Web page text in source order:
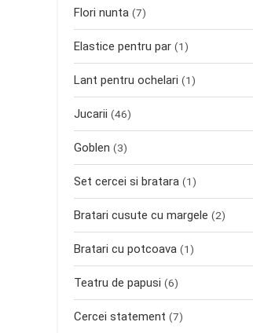
Flori nunta (7)
Elastice pentru par (1)
Lant pentru ochelari (1)
Jucarii (46)
Goblen (3)
Set cercei si bratara (1)
Bratari cusute cu margele (2)
Bratari cu potcoava (1)
Teatru de papusi (6)
Cercei statement (7)